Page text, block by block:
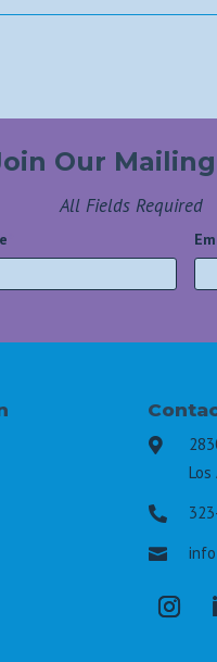
Our
All Fields Required

Los

